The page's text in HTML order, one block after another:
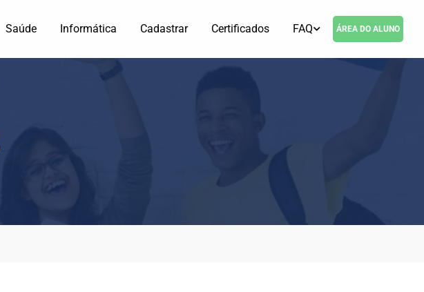
Saúde Informática Cadastrar Certificados FAQ ÁREA DO ALUNO